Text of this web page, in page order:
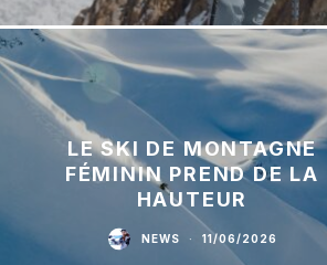
LE SKI DE MONTAGNE
FÉMININ PREND DE LA
HAUTEUR
NEWS · 11/06/2026